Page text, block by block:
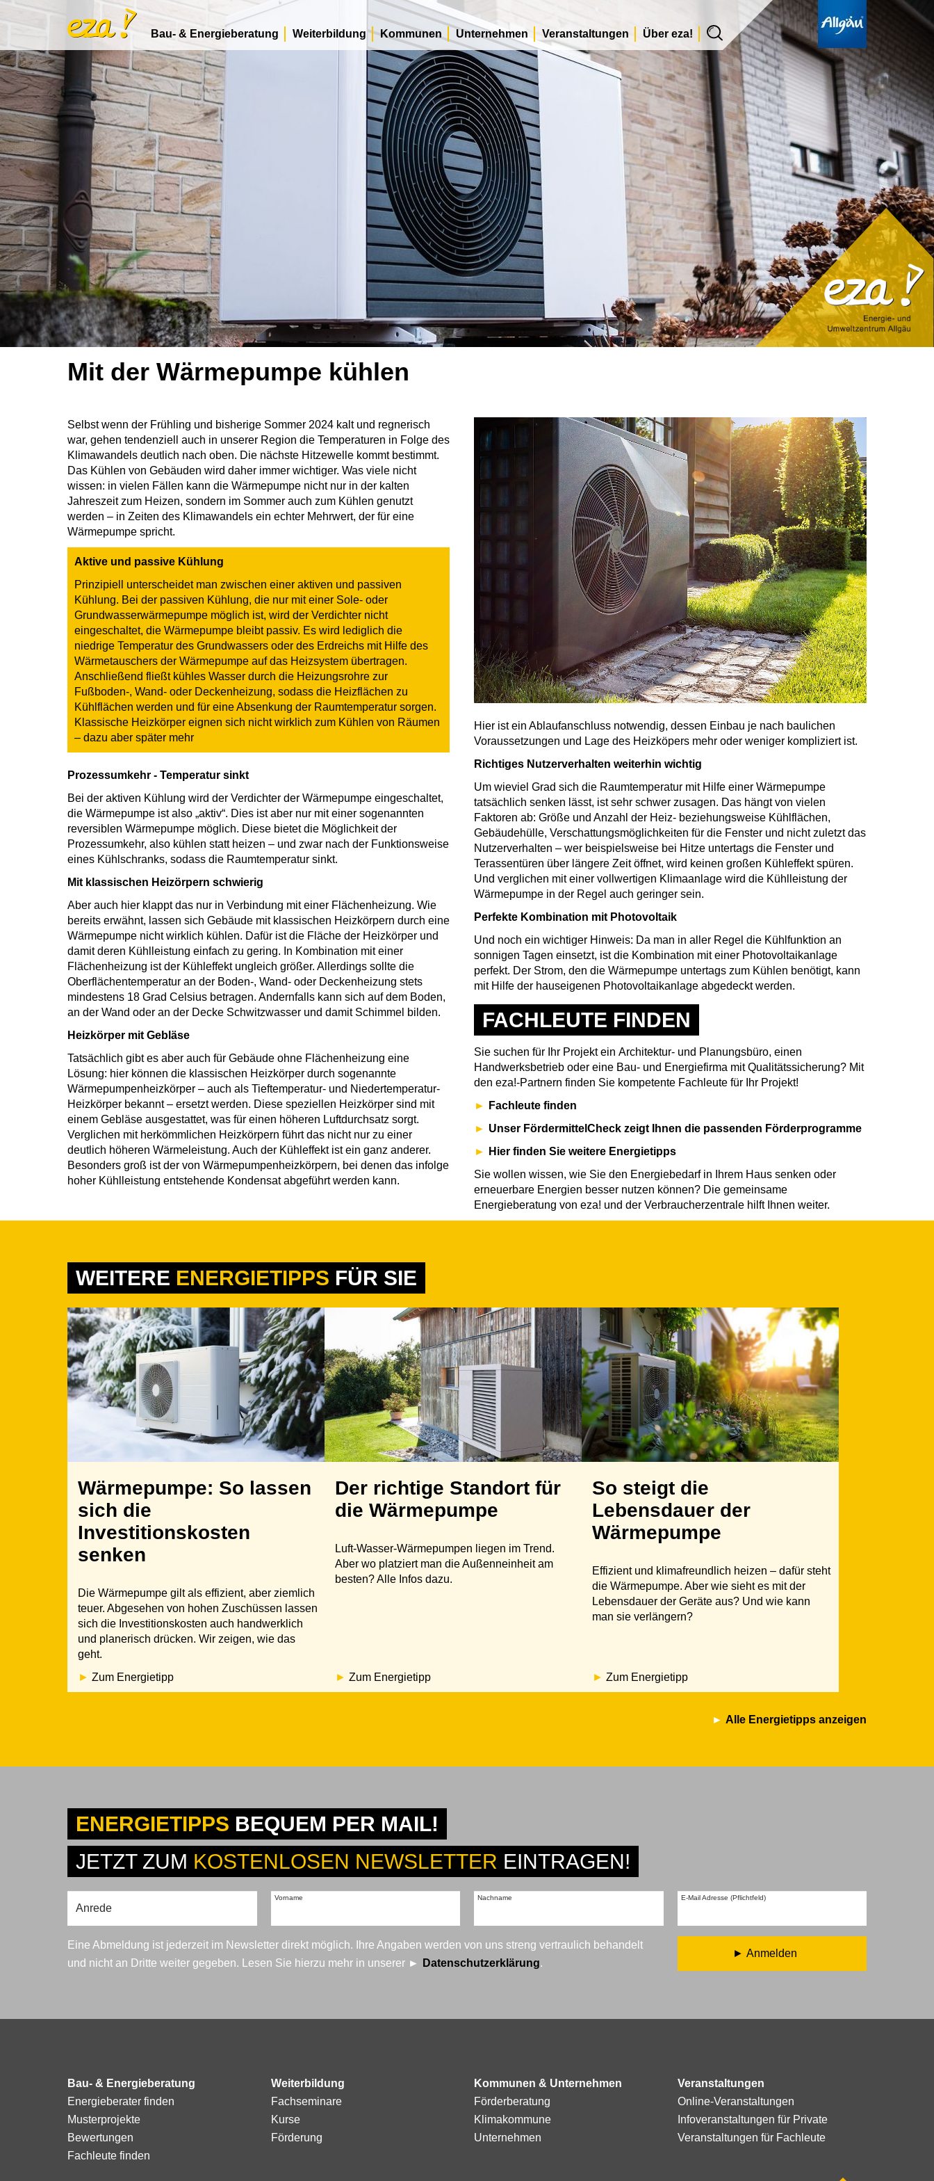
Bau- & Energieberatung Weiterbildung Kommunen Unternehmen Veranstaltungen Über eza!
Mit der Wärmepumpe kühlen
Selbst wenn der Frühling und bisherige Sommer 2024 kalt und regnerisch
war, gehen tendenziell auch in unserer Region die Temperaturen in Folge des
Klimawandels deutlich nach oben. Die nächste Hitzewelle kommt bestimmt.
Das Kühlen von Gebäuden wird daher immer wichtiger. Was viele nicht
wissen: in vielen Fällen kann die Wärmepumpe nicht nur in der kalten
Jahreszeit zum Heizen, sondern im Sommer auch zum Kühlen genutzt
werden – in Zeiten des Klimawandels ein echter Mehrwert, der für eine
Wärmepumpe spricht.
Aktive und passive Kühlung
Prinzipiell unterscheidet man zwischen einer aktiven und passiven
Kühlung. Bei der passiven Kühlung, die nur mit einer Sole- oder
Grundwasserwärmepumpe möglich ist, wird der Verdichter nicht
eingeschaltet, die Wärmepumpe bleibt passiv. Es wird lediglich die
niedrige Temperatur des Grundwassers oder des Erdreichs mit Hilfe des
Wärmetauschers der Wärmepumpe auf das Heizsystem übertragen.
Anschließend fließt kühles Wasser durch die Heizungsrohre zur
Fußboden-, Wand- oder Deckenheizung, sodass die Heizflächen zu
Kühlflächen werden und für eine Absenkung der Raumtemperatur sorgen.
Klassische Heizkörper eignen sich nicht wirklich zum Kühlen von Räumen
– dazu aber später mehr
Prozessumkehr - Temperatur sinkt
Bei der aktiven Kühlung wird der Verdichter der Wärmepumpe eingeschaltet,
die Wärmepumpe ist also „aktiv“. Dies ist aber nur mit einer sogenannten
reversiblen Wärmepumpe möglich. Diese bietet die Möglichkeit der
Prozessumkehr, also kühlen statt heizen – und zwar nach der Funktionsweise
eines Kühlschranks, sodass die Raumtemperatur sinkt.
Mit klassischen Heizörpern schwierig
Aber auch hier klappt das nur in Verbindung mit einer Flächenheizung. Wie
bereits erwähnt, lassen sich Gebäude mit klassischen Heizkörpern durch eine
Wärmepumpe nicht wirklich kühlen. Dafür ist die Fläche der Heizkörper und
damit deren Kühlleistung einfach zu gering. In Kombination mit einer
Flächenheizung ist der Kühleffekt ungleich größer. Allerdings sollte die
Oberflächentemperatur an der Boden-, Wand- oder Deckenheizung stets
mindestens 18 Grad Celsius betragen. Andernfalls kann sich auf dem Boden,
an der Wand oder an der Decke Schwitzwasser und damit Schimmel bilden.
Heizkörper mit Gebläse
Tatsächlich gibt es aber auch für Gebäude ohne Flächenheizung eine
Lösung: hier können die klassischen Heizkörper durch sogenannte
Wärmepumpenheizkörper – auch als Tieftemperatur- und Niedertemperatur-
Heizkörper bekannt – ersetzt werden. Diese speziellen Heizkörper sind mit
einem Gebläse ausgestattet, was für einen höheren Luftdurchsatz sorgt.
Verglichen mit herkömmlichen Heizkörpern führt das nicht nur zu einer
deutlich höheren Wärmeleistung. Auch der Kühleffekt ist ein ganz anderer.
Besonders groß ist der von Wärmepumpenheizkörpern, bei denen das infolge
hoher Kühlleistung entstehende Kondensat abgeführt werden kann.
Hier ist ein Ablaufanschluss notwendig, dessen Einbau je nach baulichen
Voraussetzungen und Lage des Heizköpers mehr oder weniger kompliziert ist.
Richtiges Nutzerverhalten weiterhin wichtig
Um wieviel Grad sich die Raumtemperatur mit Hilfe einer Wärmepumpe
tatsächlich senken lässt, ist sehr schwer zusagen. Das hängt von vielen
Faktoren ab: Größe und Anzahl der Heiz- beziehungsweise Kühlflächen,
Gebäudehülle, Verschattungsmöglichkeiten für die Fenster und nicht zuletzt das
Nutzerverhalten – wer beispielsweise bei Hitze untertags die Fenster und
Terassentüren über längere Zeit öffnet, wird keinen großen Kühleffekt spüren.
Und verglichen mit einer vollwertigen Klimaanlage wird die Kühlleistung der
Wärmepumpe in der Regel auch geringer sein.
Perfekte Kombination mit Photovoltaik
Und noch ein wichtiger Hinweis: Da man in aller Regel die Kühlfunktion an
sonnigen Tagen einsetzt, ist die Kombination mit einer Photovoltaikanlage
perfekt. Der Strom, den die Wärmepumpe untertags zum Kühlen benötigt, kann
mit Hilfe der hauseigenen Photovoltaikanlage abgedeckt werden.
FACHLEUTE FINDEN
Sie suchen für Ihr Projekt ein Architektur- und Planungsbüro, einen
Handwerksbetrieb oder eine Bau- und Energiefirma mit Qualitätssicherung? Mit
den eza!-Partnern finden Sie kompetente Fachleute für Ihr Projekt!
Fachleute finden
Unser FördermittelCheck zeigt Ihnen die passenden Förderprogramme
Hier finden Sie weitere Energietipps
Sie wollen wissen, wie Sie den Energiebedarf in Ihrem Haus senken oder
erneuerbare Energien besser nutzen können? Die gemeinsame
Energieberatung von eza! und der Verbraucherzentrale hilft Ihnen weiter.
WEITERE ENERGIETIPPS FÜR SIE
Wärmepumpe: So lassen
sich die
Investitionskosten
senken
Die Wärmepumpe gilt als effizient, aber ziemlich
teuer. Abgesehen von hohen Zuschüssen lassen
sich die Investitionskosten auch handwerklich
und planerisch drücken. Wir zeigen, wie das
geht.
Zum Energietipp
Der richtige Standort für
die Wärmepumpe
Luft-Wasser-Wärmepumpen liegen im Trend.
Aber wo platziert man die Außenneinheit am
besten? Alle Infos dazu.
Zum Energietipp
So steigt die
Lebensdauer der
Wärmepumpe
Effizient und klimafreundlich heizen – dafür steht
die Wärmepumpe. Aber wie sieht es mit der
Lebensdauer der Geräte aus? Und wie kann
man sie verlängern?
Zum Energietipp
Alle Energietipps anzeigen
ENERGIETIPPS BEQUEM PER MAIL!
JETZT ZUM KOSTENLOSEN NEWSLETTER EINTRAGEN!
Vorname Nachname E-Mail Adresse (Pflichtfeld)
Eine Abmeldung ist jederzeit im Newsletter direkt möglich. Ihre Angaben werden von uns streng vertraulich behandelt
und nicht an Dritte weiter gegeben. Lesen Sie hierzu mehr in unserer
Datenschutzerklärung.
Anmelden
Bau- & Energieberatung
Energieberater finden
Musterprojekte
Bewertungen
Fachleute finden
Weiterbildung
Fachseminare
Kurse
Förderung
Kommunen & Unternehmen
Förderberatung
Klimakommune
Unternehmen
Veranstaltungen
Online-Veranstaltungen
Infoveranstaltungen für Private
Veranstaltungen für Fachleute